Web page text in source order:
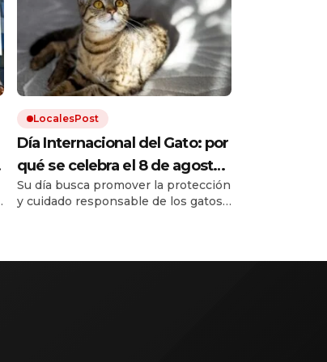
LocalesPost
Día Internacional del Gato: por
qué se celebra el 8 de agosto
y cómo hacer feliz a tu felino
Su día busca promover la protección
y cuidado responsable de los gatos.
bienestar de los gatos.